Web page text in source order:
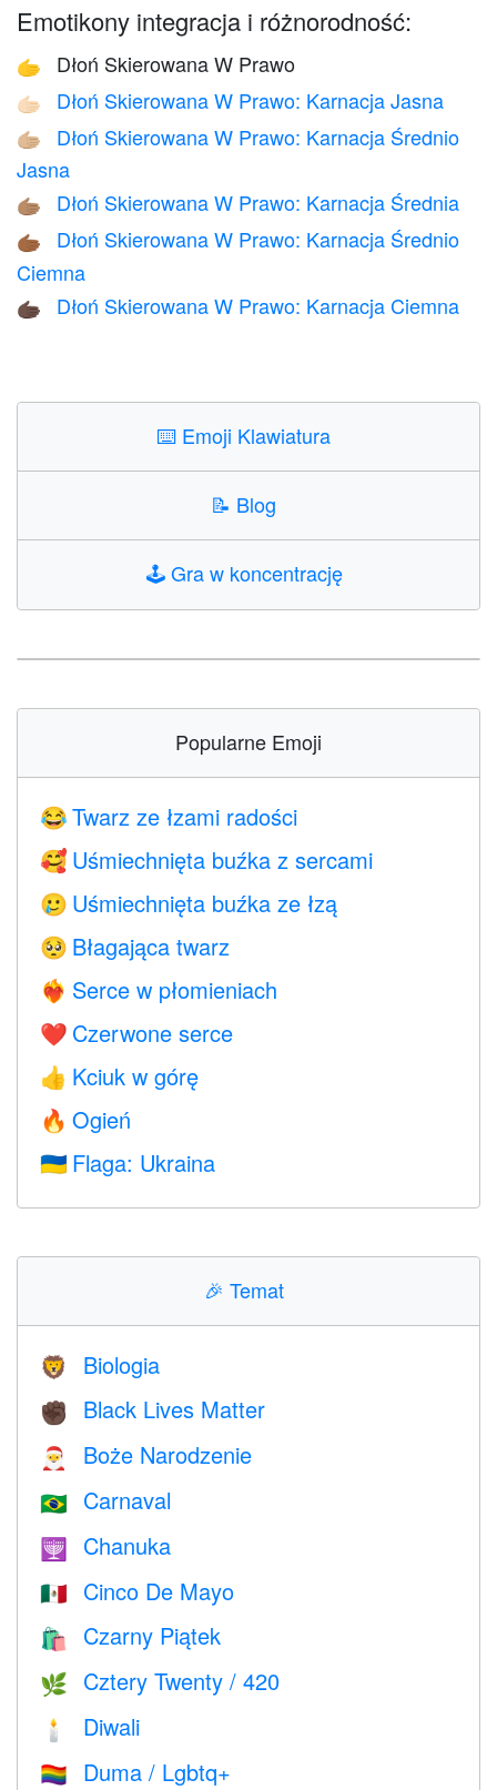
Emotikony integracja i różnorodność:
🫱 Dłoń Skierowana W Prawo
🫱🏻 Dłoń Skierowana W Prawo: Karnacja Jasna
🫱🏼
Dłoń Skierowana W Prawo: Karnacja Średnio
Jasna
🫱🏽 Dłoń Skierowana W Prawo: Karnacja Średnia
🫱🏾
Dłoń Skierowana W Prawo: Karnacja Średnio
Ciemna
🫱🏿 Dłoń Skierowana W Prawo: Karnacja Ciemna
⌨️ Emoji Klawiatura
📝 Blog
🕹️Gra w koncentrację
Popularne Emoji
😂 Twarz ze łzami radości
🥰 Uśmiechnięta buźka z sercami
🥲 Uśmiechnięta buźka ze łzą
🥺 Błagająca twarz
❤️‍🔥 Serce w płomieniach
❤️ Czerwone serce
👍 Kciuk w górę
🔥 Ogień
🇺🇦 Flaga: Ukraina
🎉 Temat
🦁 Biologia
✊🏿 Black Lives Matter
🎅 Boże Narodzenie
🇧🇷 Carnaval
🕎 Chanuka
🇲🇽 Cinco De Mayo
🛍 Czarny Piątek
🌿 Cztery Twenty / 420
🕯 Diwali
🏳️‍🌈 Duma / Lgbtq+